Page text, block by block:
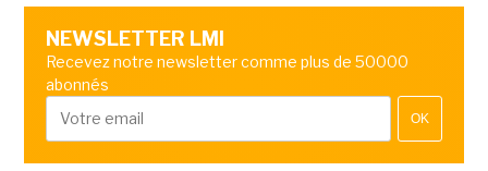
NEWSLETTER LMI
Recevez notre newsletter comme plus de 50000
abonnés
OK